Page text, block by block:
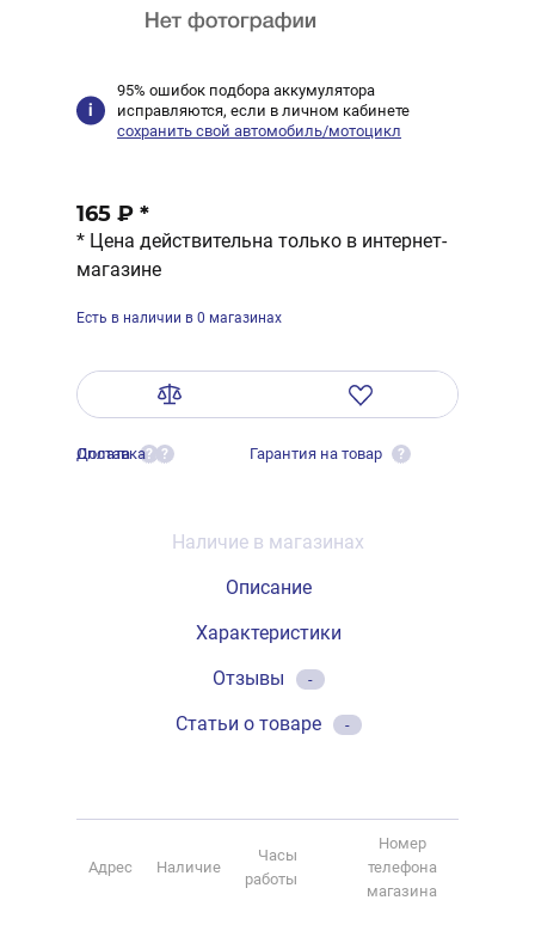
95% ошибок подбора аккумулятора
исправляются, если в личном кабинете
сохранить свой автомобиль/мотоцикл
165 ₽ *
* Цена действительна только в интернет-
магазине
Есть в наличии в 0 магазинах
Оплата ?
Доставка ? Гарантия на товар ?
Наличие в магазинах
Описание
Характеристики
Отзывы
-
Статьи о товаре -
Адрес Наличие
Часы
работы
Номер
телефона
магазина